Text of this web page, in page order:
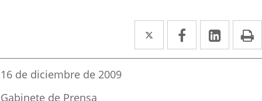
Twitter
Enlace
a
Facebook
Enlace
a
Enlace
a
Fecha
la
16 de diciembre de 2009
Fuente
Gabinete de Prensa